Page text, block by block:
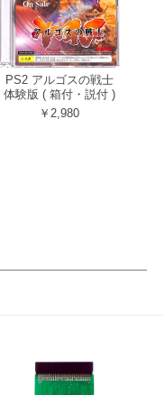
PS2 アルゴスの戦士
体験版 ( 箱付・説付 )
￥2,980